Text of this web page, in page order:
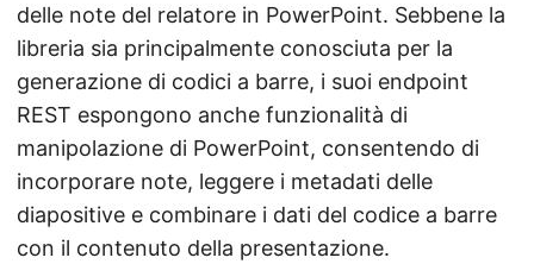
delle note del relatore in PowerPoint. Sebbene la
libreria sia principalmente conosciuta per la
generazione di codici a barre, i suoi endpoint
REST espongono anche funzionalità di
manipolazione di PowerPoint, consentendo di
incorporare note, leggere i metadati delle
diapositive e combinare i dati del codice a barre
con il contenuto della presentazione.